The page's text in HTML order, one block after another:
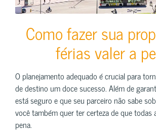
Como fazer sua
férias valer a
O planejamento adequado é crucial para
de destino um doce sucesso. Além de
está seguro e que seu parceiro não sabe
você também quer ter certeza de que todas
pena.